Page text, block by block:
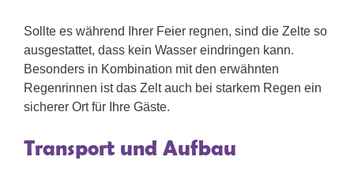
Sollte es während Ihrer Feier regnen, sind die Zelte so
ausgestattet, dass kein Wasser eindringen kann.
Besonders in Kombination mit den erwähnten
Regenrinnen ist das Zelt auch bei starkem Regen ein
sicherer Ort für Ihre Gäste.
Transport und Aufbau